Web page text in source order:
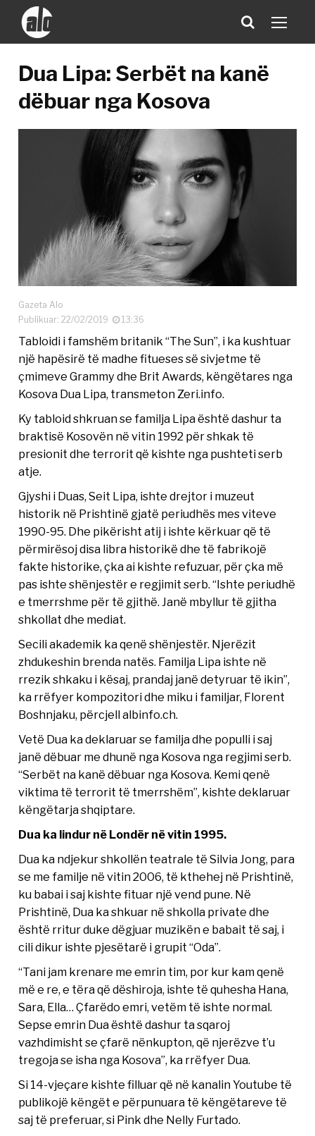
Dua Lipa: Serbët na kanë
dëbuar nga Kosova
Gazeta Alo
Publikuar: 22/02/2019
13:36
Tabloidi i famshëm britanik “The Sun”, i ka kushtuar
një hapësirë të madhe fitueses së sivjetme të
çmimeve Grammy dhe Brit Awards, këngëtares nga
Kosova Dua Lipa, transmeton Zeri.info.
Ky tabloid shkruan se familja Lipa është dashur ta
braktisë Kosovën në vitin 1992 për shkak të
presionit dhe terrorit që kishte nga pushteti serb
atje.
Gjyshi i Duas, Seit Lipa, ishte drejtor i muzeut
historik në Prishtinë gjatë periudhës mes viteve
1990-95. Dhe pikërisht atij i ishte kërkuar që të
përmirësoj disa libra historikë dhe të fabrikojë
fakte historike, çka ai kishte refuzuar, për çka më
pas ishte shënjestër e regjimit serb. “Ishte periudhë
e tmerrshme për të gjithë. Janë mbyllur të gjitha
shkollat dhe mediat.
Secili akademik ka qenë shënjestër. Njerëzit
zhdukeshin brenda natës. Familja Lipa ishte në
rrezik shkaku i kësaj, prandaj janë detyruar të ikin”,
ka rrëfyer kompozitori dhe miku i familjar, Florent
Boshnjaku, përcjell albinfo.ch.
Vetë Dua ka deklaruar se familja dhe populli i saj
janë dëbuar me dhunë nga Kosova nga regjimi serb.
“Serbët na kanë dëbuar nga Kosova. Kemi qenë
viktima të terrorit të tmerrshëm”, kishte deklaruar
këngëtarja shqiptare.
Dua ka lindur në Londër në vitin 1995.
Dua ka ndjekur shkollën teatrale të Silvia Jong, para
se me familje në vitin 2006, të kthehej në Prishtinë,
ku babai i saj kishte fituar një vend pune. Në
Prishtinë, Dua ka shkuar në shkolla private dhe
është rritur duke dëgjuar muzikën e babait të saj, i
cili dikur ishte pjesëtarë i grupit “Oda”.
“Tani jam krenare me emrin tim, por kur kam qenë
më e re, e tëra që dëshiroja, ishte të quhesha Hana,
Sara, Ella… Çfarëdo emri, vetëm të ishte normal.
Sepse emrin Dua është dashur ta sqaroj
vazhdimisht se çfarë nënkupton, që njerëzve t’u
tregoja se isha nga Kosova”, ka rrëfyer Dua.
Si 14-vjeçare kishte filluar që në kanalin Youtube të
publikojë këngët e përpunuara të këngëtareve të
saj të preferuar, si Pink dhe Nelly Furtado.